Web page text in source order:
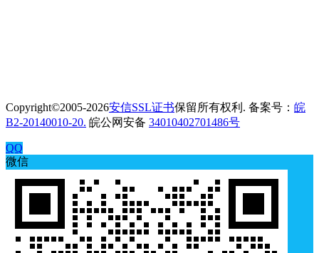
Copyright©2005-2026安信SSL证书保留所有权利. 备案号： 皖
B2-20140010-20. 皖公网安备 34010402701486号
QQ
微信